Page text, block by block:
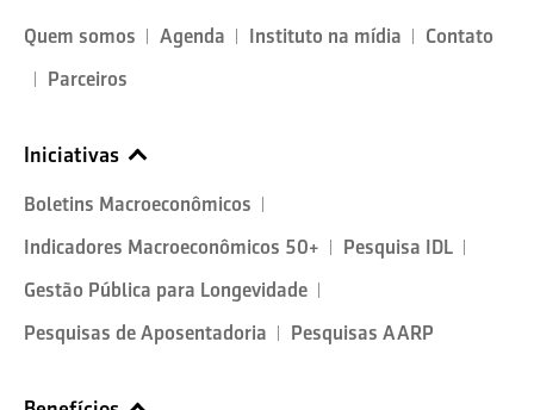
Quem somos Agenda Instituto na mídia
Contato
Parceiros
Iniciativas
Boletins Macroeconômicos
Indicadores Macroeconômicos 50+
Pesquisa IDL
Gestão Pública para Longevidade
Pesquisas de Aposentadoria
Pesquisas AARP